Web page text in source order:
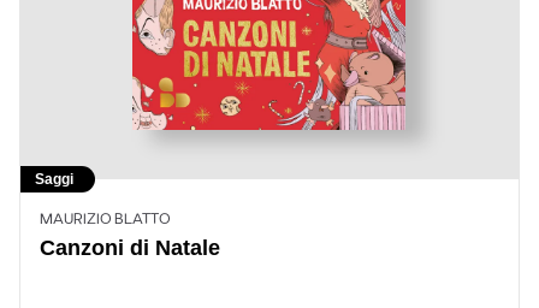
Saggi
MAURIZIO BLATTO
Canzoni di Natale